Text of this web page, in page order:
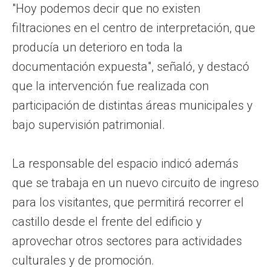
"Hoy podemos decir que no existen
filtraciones en el centro de interpretación, que
producía un deterioro en toda la
documentación expuesta", señaló, y destacó
que la intervención fue realizada con
participación de distintas áreas municipales y
bajo supervisión patrimonial.
La responsable del espacio indicó además
que se trabaja en un nuevo circuito de ingreso
para los visitantes, que permitirá recorrer el
castillo desde el frente del edificio y
aprovechar otros sectores para actividades
culturales y de promoción.